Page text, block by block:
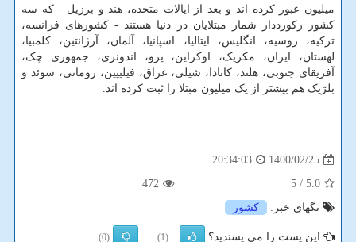
میلیون عبور کرده اند و بعد از ایالات متحده، هند و برزیل - که سه
کشور رکورددار شمار مبتلایان در دنیا هستند - کشورهای فرانسه،
ترکیه، روسیه، انگلیس، ایتالیا، اسپانیا، آلمان، آرژانتین، کلمبیا،
لهستان، ایران، مکزیک، اوکراین، پرو، اندونزی، جمهوری چک،
آفریقای جنوبی، هلند، کانادا، شیلی، عراق، فیلیپین، رومانی، سوئد و
بلژیک هم بیشتر از یک میلیون مبتلا را ثبت کرده اند.
1400/02/25
20:34:03
5.0
/ 5
472
تگهای خبر:
كشور
این پست را می پسندید؟ (1)
(0)